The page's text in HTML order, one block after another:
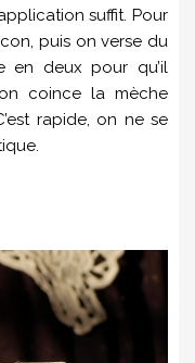
suffit. Pour
puis on verse du
en deux pour qu’il
coince la mèche
rapide, on ne se